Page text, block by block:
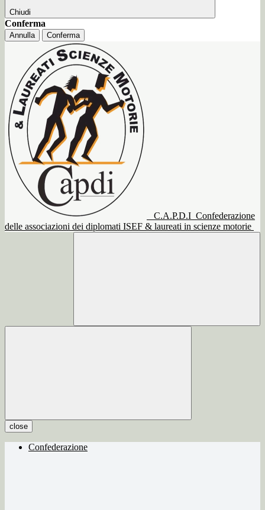
Chiudi
Conferma
Annulla Conferma
C.A.P.D.I Confederazione
delle associazioni dei diplomati ISEF & laureati in scienze motorie
close
Confederazione